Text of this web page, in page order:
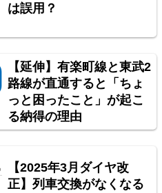
総武本線
は誤用？
【延伸】有楽町線と東武2
路線が直通すると「ちょ
っと困ったこと」が起こ
る納得の理由
【2025年3月ダイヤ改
正】列車交換がなくなる